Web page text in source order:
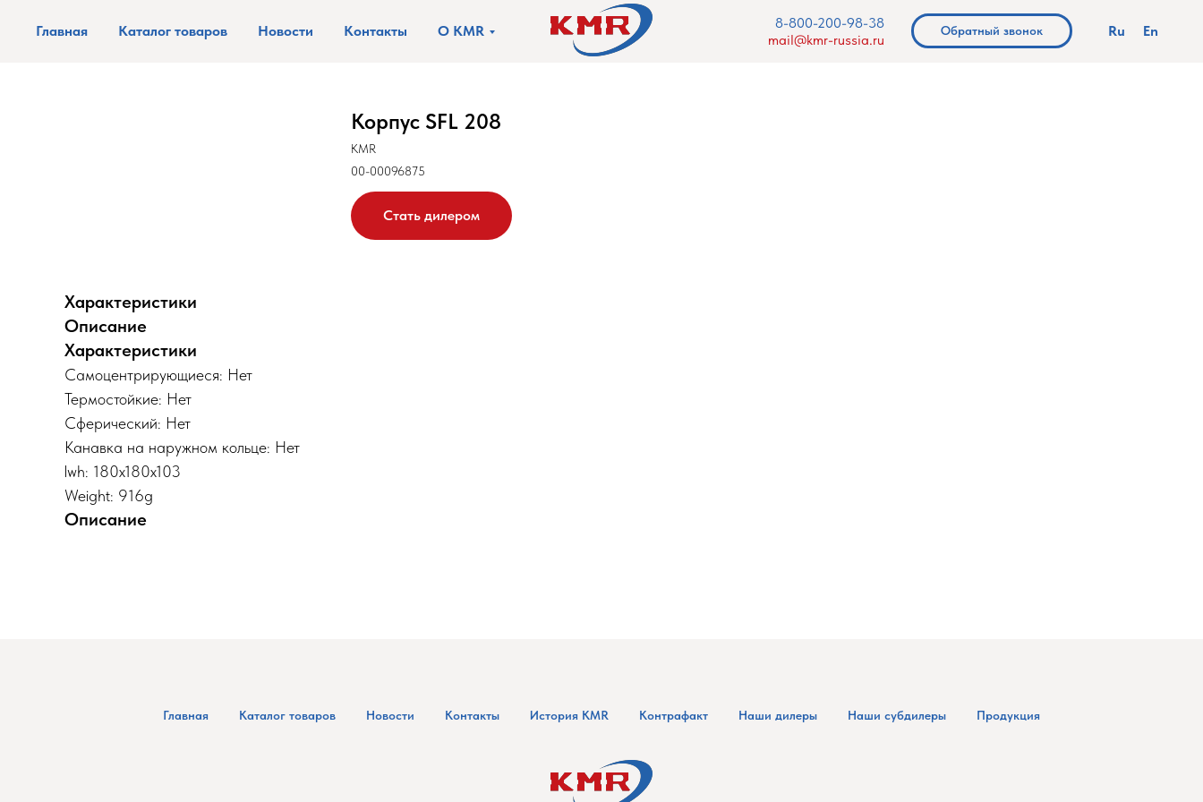
Главная Каталог товаров Новости Контакты О KMR
8-800-200-98-38
mail@kmr-russia.ru
Обратный звонок Ru En
Корпус SFL 208
KMR
00-00096875
Стать дилером
Характеристики
Описание
Характеристики
Самоцентрирующиеся: Нет
Термостойкие: Нет
Сферический: Нет
Канавка на наружном кольце: Нет
lwh: 180x180x103
Weight: 916g
Описание
Главная Каталог товаров Новости Контакты История KMR Контрафакт Наши дилеры Наши субдилеры Продукция